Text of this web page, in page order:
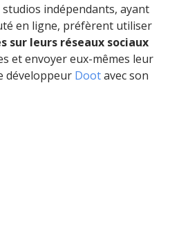
indépendants, ayant
en ligne, préfèrent utiliser
sur leurs réseaux sociaux
et envoyer eux-mêmes leur
développeur Dootavec son